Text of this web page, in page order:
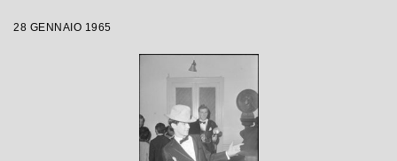
28 GENNAIO 1965